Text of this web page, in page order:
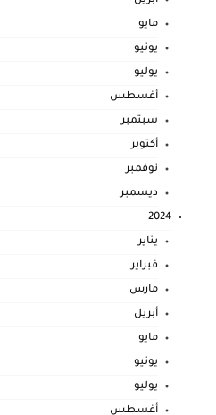
مايو
يونيو
يوليو
أغسطس
سبتمبر
أكتوبر
نوفمبر
ديسمبر
2024
يناير
فبراير
مارس
أبريل
مايو
يونيو
يوليو
أغسطس